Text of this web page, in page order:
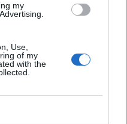
my
Use,
of my
with the
és az örökölt árnyak